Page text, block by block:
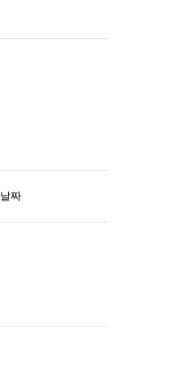
날짜